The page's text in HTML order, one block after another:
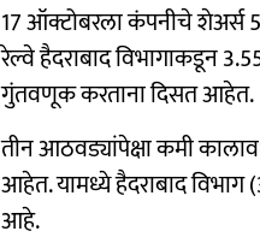
17 ऑक्टोबरला कंपनीचे शेअर्स
रेल्वे हैदराबाद विभागाकडून
गुंतवणूक करताना दिसत आहेत.
तीन आठवड्यांपेक्षा कमी
आहेत. यामध्ये हैदराबाद विभाग
आहे.